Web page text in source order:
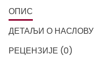
ОПИС
ДЕТАЉИ О НАСЛОВУ
РЕЦЕНЗИЈЕ (0)